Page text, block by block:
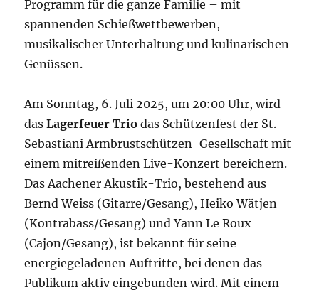
Programm für die ganze Familie – mit
spannenden Schießwettbewerben,
musikalischer Unterhaltung und kulinarischen
Genüssen.
Am Sonntag, 6. Juli 2025, um 20:00 Uhr, wird
dasLagerfeuer Trio das Schützenfest der St.
Sebastiani Armbrustschützen-Gesellschaft mit
einem mitreißenden Live-Konzert bereichern.
Das Aachener Akustik-Trio, bestehend aus
Bernd Weiss (Gitarre/Gesang), Heiko Wätjen
(Kontrabass/Gesang) und Yann Le Roux
(Cajon/Gesang), ist bekannt für seine
energiegeladenen Auftritte, bei denen das
Publikum aktiv eingebunden wird. Mit einem